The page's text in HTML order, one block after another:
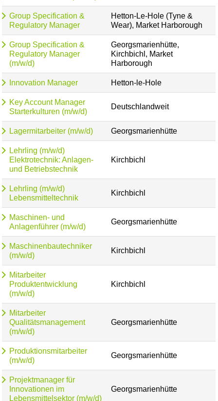
Group Specification &
Regulatory Manager
Hetton-Le-Hole (Tyne &
Wear), Market Harborough
Group Specification &
Regulatory Manager
(m/w/d)
Georgsmarienhütte,
Kirchbichl, Market
Harborough
Innovation Manager Hetton-le-Hole
Key Account Manager
Starterkulturen (m/w/d)
Deutschlandweit
Lagermitarbeiter (m/w/d) Georgsmarienhütte
Lehrling (m/w/d)
Elektrotechnik: Anlagen-
und Betriebstechnik
Kirchbichl
Lehrling (m/w/d)
Lebensmitteltechnik
Kirchbichl
Maschinen- und
Anlagenführer (m/w/d)
Georgsmarienhütte
Maschinenbautechniker
(m/w/d)
Kirchbichl
Mitarbeiter
Produktentwicklung
(m/w/d)
Kirchbichl
Mitarbeiter
Qualitätsmanagement
(m/w/d)
Georgsmarienhütte
Produktionsmitarbeiter
(m/w/d)
Georgsmarienhütte
Projektmanager für
Innovationen im
Lebensmittelsektor (m/w/d)
Georgsmarienhütte